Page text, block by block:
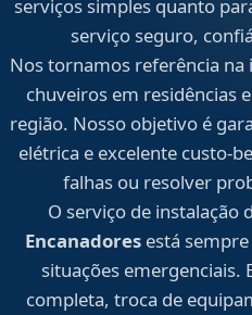
serviços simples quanto
serviço seguro,
Nos tornamos referência na
chuveiros em residências
região. Nosso objetivo é
elétrica e excelente custo-
falhas ou resolver
O serviço de instalação
Encanadores está
situações emergenciais.
completa, troca de